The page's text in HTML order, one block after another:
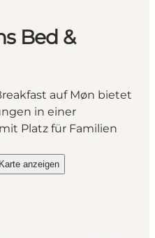
Bed &
auf Møn bietet
in einer
Platz für Familien
Bed & Breakfast"
anzeigenBed & Breakfast